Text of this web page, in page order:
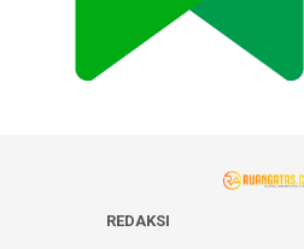
REDAKSI